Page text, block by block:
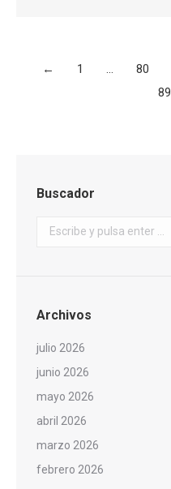
← 1 … 80
89
Buscador
Buscar:
Archivos
julio 2026
junio 2026
mayo 2026
abril 2026
marzo 2026
febrero 2026